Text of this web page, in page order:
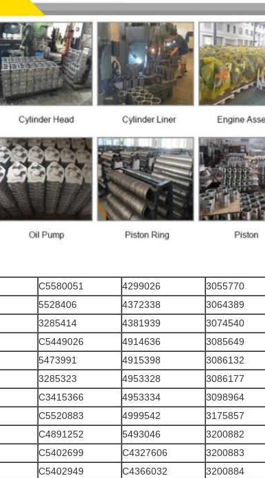
3055770
4299026
C5580051
3064389
4372338
5528406
3074540
4381939
3285414
3085649
4914636
C5449026
3086132
4915398
5473991
3086177
4953328
3285323
3098964
4953334
C3415366
3175857
4999542
C5520883
3200882
5493046
C4891252
3200883
C4327606
C5402699
3200884
C4366032
C5402949